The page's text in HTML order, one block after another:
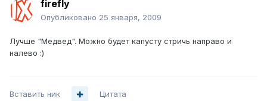
firefly
Опубликовано 25 января, 2009
Лучше "Медвед". Можно будет капусту стричь направо и
налево :)
Вставить ник Цитата